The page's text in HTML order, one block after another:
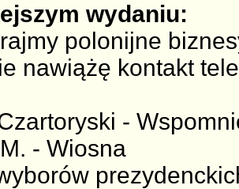
wydaniu:
polonijne
nawiążę kontakt
-
- Wiosna